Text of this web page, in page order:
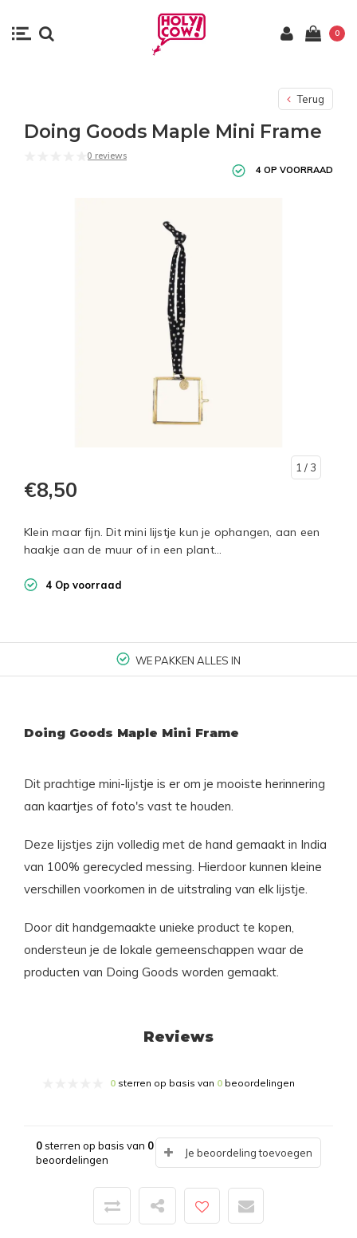
0
Terug
Doing Goods Maple Mini Frame
0 reviews
4 OP VOORRAAD
1 / 3
€8,50
Klein maar fijn. Dit mini lijstje kun je ophangen, aan een
haakje aan de muur of in een plant...
4 Op voorraad
WE PAKKEN ALLES IN
Doing Goods Maple Mini Frame
Dit prachtige mini-lijstje is er om je mooiste herinnering
aan kaartjes of foto's vast te houden.
Deze lijstjes zijn volledig met de hand gemaakt in India
van 100% gerecycled messing. Hierdoor kunnen kleine
verschillen voorkomen in de uitstraling van elk lijstje.
Door dit handgemaakte unieke product te kopen,
ondersteun je de lokale gemeenschappen waar de
producten van Doing Goods worden gemaakt.
Reviews
0 sterren op basis van 0 beoordelingen
0sterren op basis van 0
beoordelingen
Je beoordeling toevoegen